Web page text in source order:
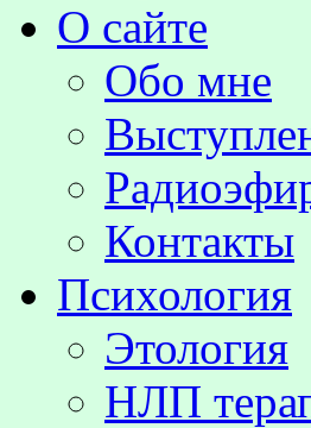
О сайте
Обо мне
Контакты
Психология
Этология
НЛП